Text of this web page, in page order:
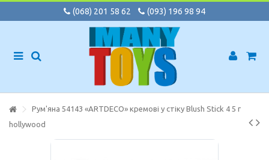
(068) 201 58 62 (093) 196 98 94
Рум'яна 54143 «ARTDECO» кремові у стіку Blush Stick 4 5 г
hollywood